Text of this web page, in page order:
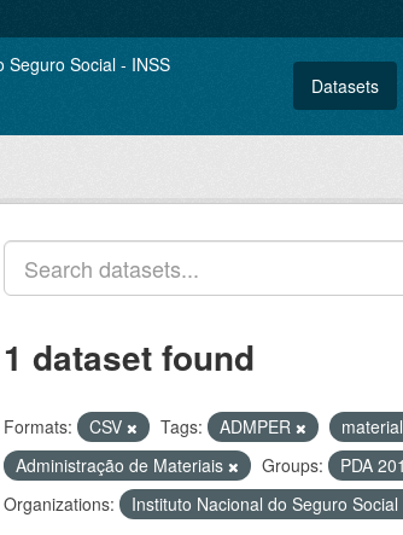
Datasets
1 dataset found
Formats: CSV Tags: ADMPER
Administração de Materiais
Groups: PDA
Organizations:
Instituto Nacional do Seguro Social